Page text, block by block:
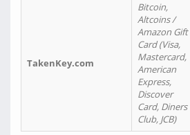
TakenKey.com
Bitcoin,
Altcoins /
Amazon Gift
Card (Visa,
Mastercard,
American
Express,
Discover
Card, Diners
Club, JCB)